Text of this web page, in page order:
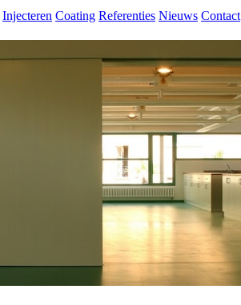
Injecteren Coating Referenties Nieuws Contact